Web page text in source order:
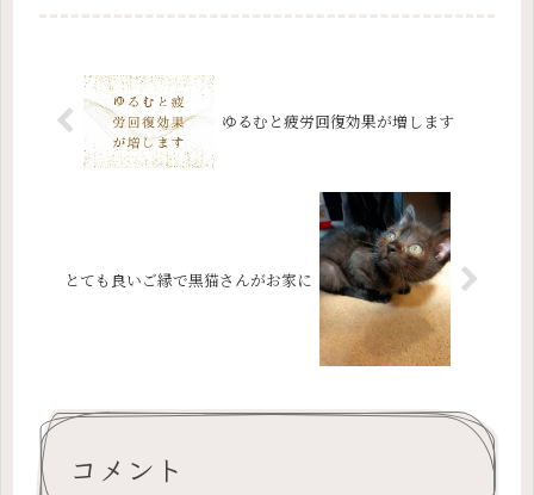
ゆるむと疲労回復効果が増します
とても良いご縁で黒猫さんがお家に
コメント